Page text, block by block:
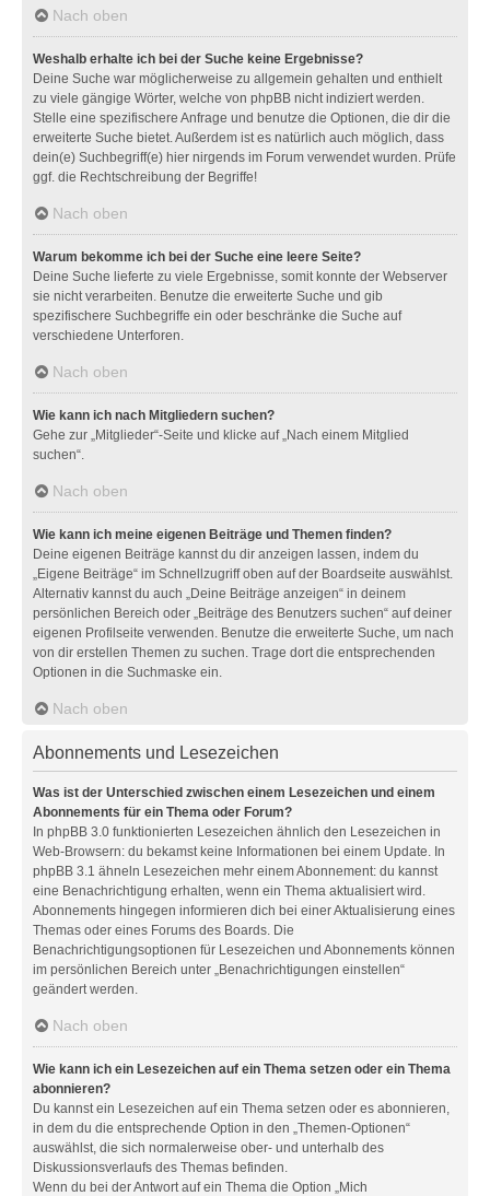
Nach oben
Weshalb erhalte ich bei der Suche keine Ergebnisse?
Deine Suche war möglicherweise zu allgemein gehalten und enthielt
zu viele gängige Wörter, welche von phpBB nicht indiziert werden.
Stelle eine spezifischere Anfrage und benutze die Optionen, die dir die
erweiterte Suche bietet. Außerdem ist es natürlich auch möglich, dass
dein(e) Suchbegriff(e) hier nirgends im Forum verwendet wurden. Prüfe
ggf. die Rechtschreibung der Begriffe!
Nach oben
Warum bekomme ich bei der Suche eine leere Seite?
Deine Suche lieferte zu viele Ergebnisse, somit konnte der Webserver
sie nicht verarbeiten. Benutze die erweiterte Suche und gib
spezifischere Suchbegriffe ein oder beschränke die Suche auf
verschiedene Unterforen.
Nach oben
Wie kann ich nach Mitgliedern suchen?
Gehe zur „Mitglieder“-Seite und klicke auf „Nach einem Mitglied
suchen“.
Nach oben
Wie kann ich meine eigenen Beiträge und Themen finden?
Deine eigenen Beiträge kannst du dir anzeigen lassen, indem du
„Eigene Beiträge“ im Schnellzugriff oben auf der Boardseite auswählst.
Alternativ kannst du auch „Deine Beiträge anzeigen“ in deinem
persönlichen Bereich oder „Beiträge des Benutzers suchen“ auf deiner
eigenen Profilseite verwenden. Benutze die erweiterte Suche, um nach
von dir erstellen Themen zu suchen. Trage dort die entsprechenden
Optionen in die Suchmaske ein.
Nach oben
Abonnements und Lesezeichen
Was ist der Unterschied zwischen einem Lesezeichen und einem
Abonnements für ein Thema oder Forum?
In phpBB 3.0 funktionierten Lesezeichen ähnlich den Lesezeichen in
Web-Browsern: du bekamst keine Informationen bei einem Update. In
phpBB 3.1 ähneln Lesezeichen mehr einem Abonnement: du kannst
eine Benachrichtigung erhalten, wenn ein Thema aktualisiert wird.
Abonnements hingegen informieren dich bei einer Aktualisierung eines
Themas oder eines Forums des Boards. Die
Benachrichtigungsoptionen für Lesezeichen und Abonnements können
im persönlichen Bereich unter „Benachrichtigungen einstellen“
geändert werden.
Nach oben
Wie kann ich ein Lesezeichen auf ein Thema setzen oder ein Thema
abonnieren?
Du kannst ein Lesezeichen auf ein Thema setzen oder es abonnieren,
in dem du die entsprechende Option in den „Themen-Optionen“
auswählst, die sich normalerweise ober- und unterhalb des
Diskussionsverlaufs des Themas befinden.
Wenn du bei der Antwort auf ein Thema die Option „Mich